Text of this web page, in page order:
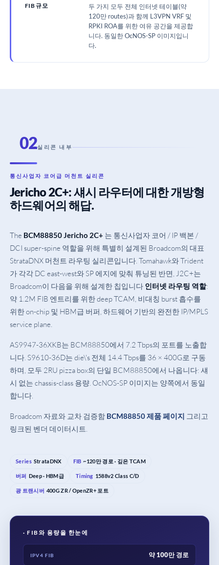
FIB 규모
두 가지 모두 전체 인터넷 테이블(약
120만 routes)과 함께 L3VPN VRF 및
RPKI ROA를 위한 여유 공간을 제공합
니다. 동일한 OcNOS-SP 이미지입니
다.
02실리콘 내부
통신사업자 코어급 머천트 실리콘
Jericho 2C+: 섀시 라우터에 대한 개방형
하드웨어의 해답.
The BCM88850 Jericho 2C+ 는 통신사업자 코어 / IP 백본 /
DCI super-spine 역할을 위해 특별히 설계된 Broadcom의 대표
StrataDNX 머천트 라우팅 실리콘입니다. Tomahawk와 Trident
가 각각 DC east-west와 SP 에지에 맞춰 튜닝된 반면, J2C+는
Broadcom이 다음을 위해 설계한 칩입니다 인터넷 라우팅 역할:
약 1.2M FIB 엔트리를 위한 deep TCAM, 비대칭 burst 흡수를
위한 on-chip 및 HBM급 버퍼, 하드웨어 기반의 완전한 IP/MPLS
service plane.
AS9947-36XKB는 BCM88850에서 7.2 Tbps의 포트를 노출합
니다. S9610-36D는 die\'s 전체 14.4 Tbps를 36 × 400G로 구동
하며, 모두 2RU pizza box의 단일 BCM88850에서 나옵니다: 섀
시 없는 chassis-class 용량. OcNOS-SP 이미지는 양쪽에서 동일
합니다.
Broadcom 자료와 교차 검증함 BCM88850 제품 페이지 그리고
링크된 벤더 데이터시트.
Series StrataDNX FIB ~120만 경로 · 깊은 TCAM
버퍼 Deep · HBM급 Timing 1588v2 Class C/D
광 트랜시버 400G ZR / OpenZR+ 포트
· FIB와 용량을 한눈에
IPV4 FIB 약 100만 경로